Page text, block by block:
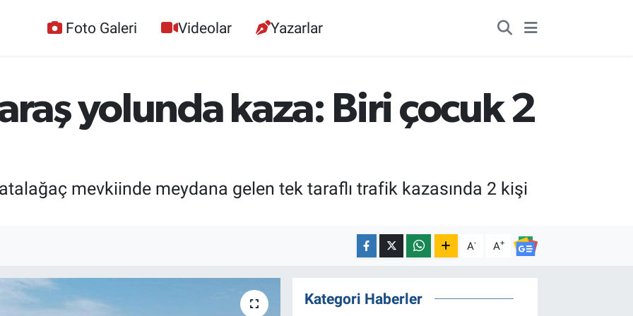
Foto Galeri Videolar Yazarlar
yolunda kaza: Biri çocuk 2
mevkiinde meydana gelen tek taraflı trafik kazasında 2 kişi
A- A+
Kategori Haberler